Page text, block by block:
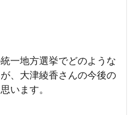
一地方選挙でどのような
、大津綾香さんの今後の
います。